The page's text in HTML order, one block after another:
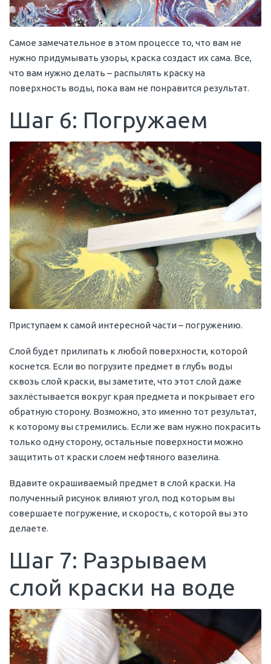
Самое замечательное в этом процессе то, что вам не
нужно придумывать узоры, краска создаст их сама. Все,
что вам нужно делать – распылять краску на
поверхность воды, пока вам не понравится результат.
Шаг 6: Погружаем
Приступаем к самой интересной части – погружению.
Слой будет прилипать к любой поверхности, которой
коснется. Если во погрузите предмет в глубь воды
сквозь слой краски, вы заметите, что этот слой даже
захлёстывается вокруг края предмета и покрывает его
обратную сторону. Возможно, это именно тот результат,
к которому вы стремились. Если же вам нужно покрасить
только одну сторону, остальные поверхности можно
защитить от краски слоем нефтяного вазелина.
Вдавите окрашиваемый предмет в слой краски. На
полученный рисунок влияют угол, под которым вы
совершаете погружение, и скорость, с которой вы это
делаете.
Шаг 7: Разрываем
слой краски на воде